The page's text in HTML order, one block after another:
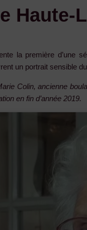
Haute-
la première d’une
un portrait sensible
Colin, ancienne
en fin d’année 2019.